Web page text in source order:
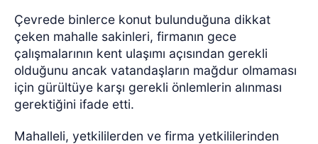
Çevrede binlerce konut bulunduğuna dikkat
çeken mahalle sakinleri, firmanın gece
çalışmalarının kent ulaşımı açısından gerekli
olduğunu ancak vatandaşların mağdur olmaması
için gürültüye karşı gerekli önlemlerin alınması
gerektiğini ifade etti.
Mahalleli, yetkililerden ve firma yetkililerinden